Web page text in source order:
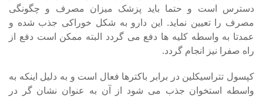
دسترس است و حتما باید پزشک میزان مصرف و چگونگی
مصرف را تعیین نماید. این دارو به شکل خوراکی جذب شده و
عمدتا به واسطه کلیه ها دفع می گردد البته ممکن است دفع از
راه صفرا نیز انجام گردد.
کپسول تتراسیکلین در برابر باکترها فعال است و به دلیل اینکه به
واسطه استخوان جذب می شود از آن به عنوان نشان گر در